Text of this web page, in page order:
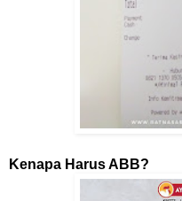
Kenapa Harus ABB?